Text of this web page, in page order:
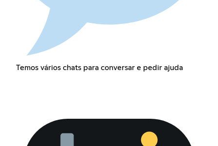
Temos vários chats para conversar e pedir ajuda